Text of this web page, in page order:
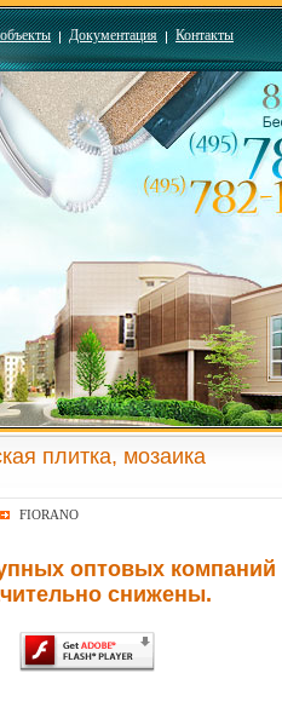
Документация Контакты
плитка, мозаика
FIORANO
оптовых компаний
снижены.